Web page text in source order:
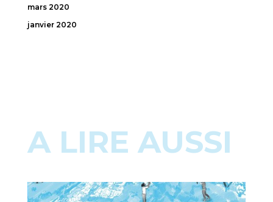
mars 2020
janvier 2020
A LIRE AUSSI